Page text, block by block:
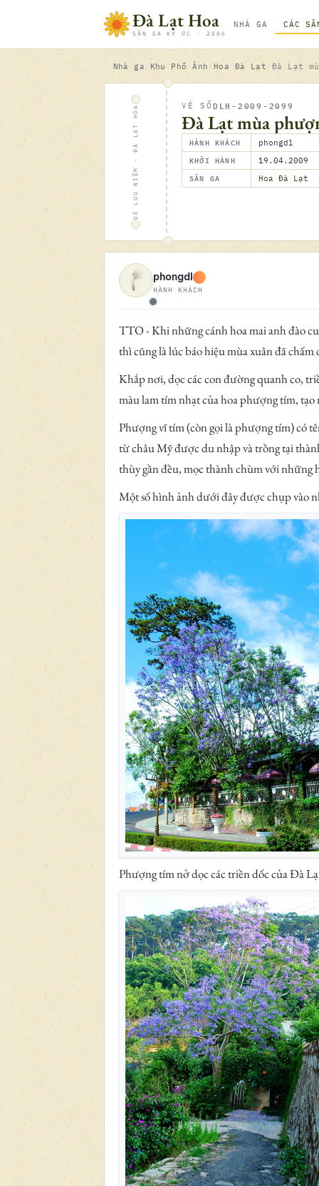
Đà Lạt Hoa
SÂN GA KÝ ỨC · 2006
NHÀ GA CÁC
Nhà ga Khu Phố Ảnh Hoa Đà Lạt Đà Lạt
VÉ LƯU NIỆM · ĐÀ LẠT HOA VÉ SỐ DLH-2009-2099
Đà Lạt mùa
HÀNH KHÁCH phongdl
KHỞI HÀNH 19.04.2009
SÂN GA Hoa Đà Lạt
Ngoại tuyến
phongdl
HÀNH KHÁCH
TTO - Khi những cánh hoa mai anh đào
thì cũng là lúc báo hiệu mùa xuân đã
Khắp nơi, dọc các con đường quanh co,
màu lam tím nhạt của hoa phượng tím,
Phượng vĩ tím (còn gọi là phượng tím) có
từ châu Mỹ được du nhập và trồng tại
thùy gần đều, mọc thành chùm với những
Một số hình ảnh dưới đây được chụp vào
Phượng tím nở dọc các triền dốc của Đà